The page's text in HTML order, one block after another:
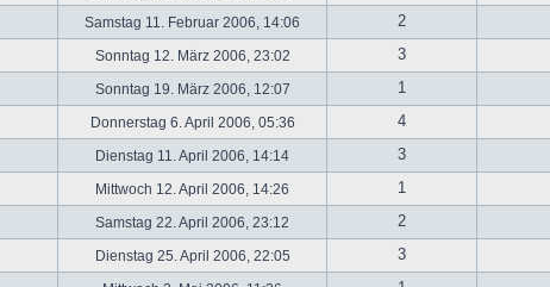
Samstag 11. Februar 2006, 14:06
2
Sonntag 12. März 2006, 23:02
3
Sonntag 19. März 2006, 12:07
1
Donnerstag 6. April 2006, 05:36
4
Dienstag 11. April 2006, 14:14
3
Mittwoch 12. April 2006, 14:26
1
Samstag 22. April 2006, 23:12
2
Dienstag 25. April 2006, 22:05
3